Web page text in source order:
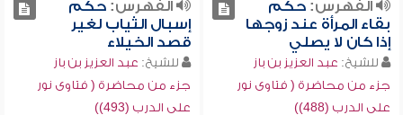
الفهرس:حكم
بقاء المرأة عند زوجها
إذا كان لا يصلي
للشيخ: عبد العزيز بن باز
جزء من محاضرة ( فتاوى نور
على الدرب (488))
الفهرس:حكم
إسبال الثياب لغير
قصد الخيلاء
للشيخ: عبد العزيز بن باز
جزء من محاضرة ( فتاوى نور
على الدرب (493))